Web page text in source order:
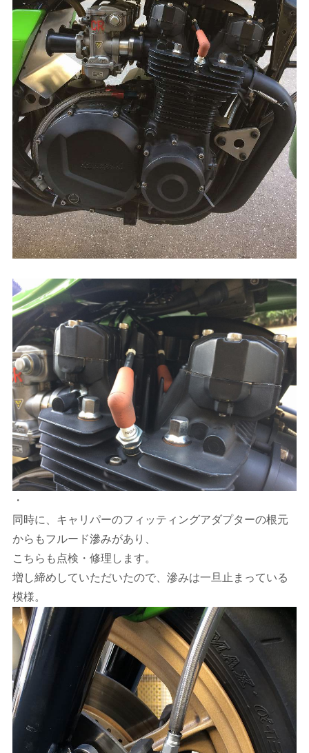
・
同時に、キャリパーのフィッティングアダプターの根元
からもフルード滲みがあり、
こちらも点検・修理します。
増し締めしていただいたので、滲みは一旦止まっている
模様。